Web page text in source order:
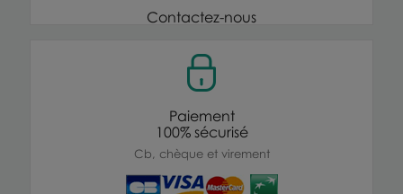
Contactez-nous
Paiement
100% sécurisé
Cb, chèque et virement